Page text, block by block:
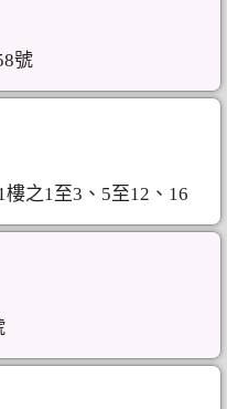
號
之1至3、5至12、16